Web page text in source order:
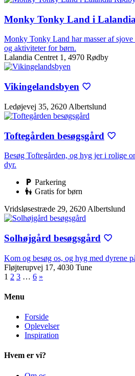
Monky Tonky Land i
Monky Tonky Land har masser af
og aktiviteter for børn.
Lalandia Centret 1, 4970 Rødby
Vikingelandsbyen
Ledøjevej 35, 2620 Albertslund
Toftegården besøgsgård
Besøg Toftegården, og hyg jer i rolige
dyr.
Parkering
Gratis for børn
Vridsløsestræde 29, 2620 Albertslund
Solhøjgård besøgsgård
Kom og besøg os, og hyg med dyrene
Fløjterupvej 17, 4030 Tune
1 2 3 … 6 »
Menu
Forside
Oplevelser
Inspiration
Hvem er vi?